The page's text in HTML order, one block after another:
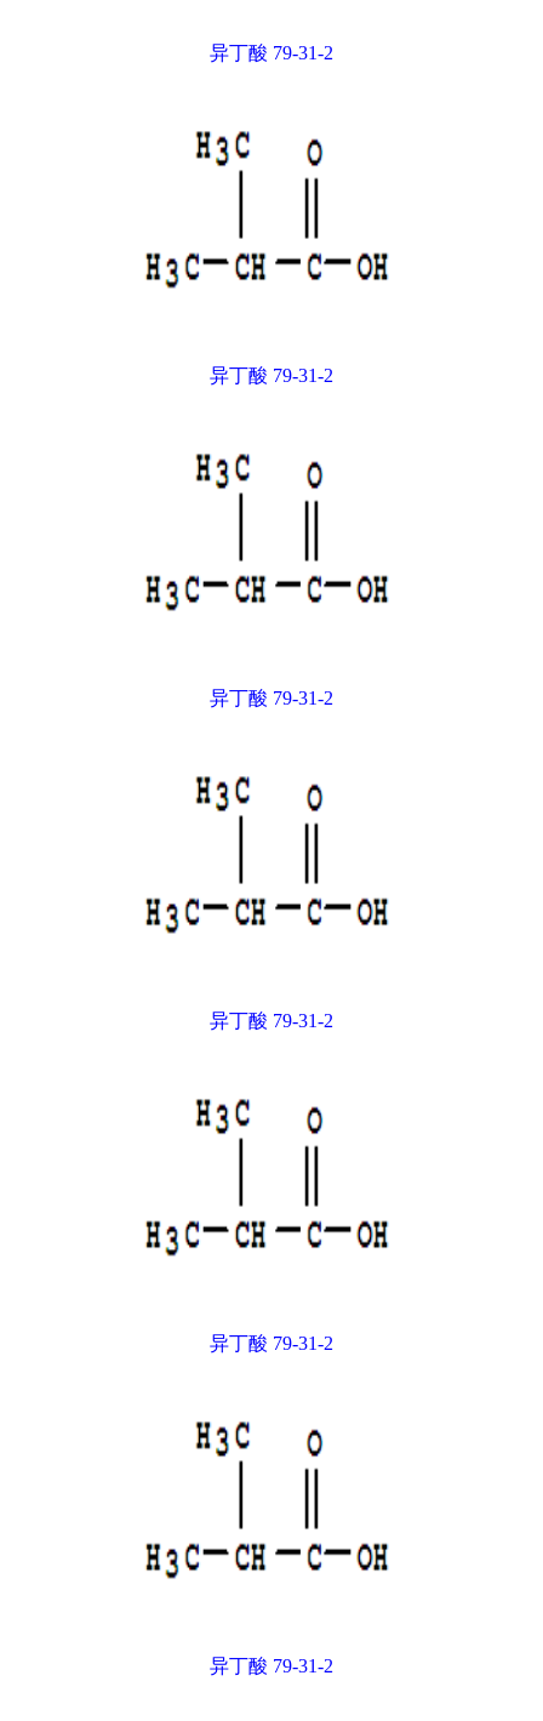
异丁酸 79-31-2
异丁酸 79-31-2
异丁酸 79-31-2
异丁酸 79-31-2
异丁酸 79-31-2
异丁酸 79-31-2